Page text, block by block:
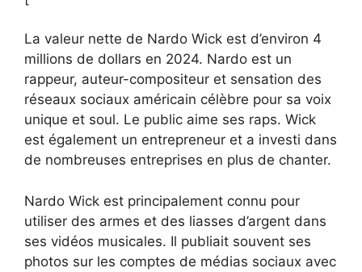
La valeur nette de Nardo Wick est d’environ 4
millions de dollars en 2024. Nardo est un
rappeur, auteur-compositeur et sensation des
réseaux sociaux américain célèbre pour sa voix
unique et soul. Le public aime ses raps. Wick
est également un entrepreneur et a investi dans
de nombreuses entreprises en plus de chanter.
Nardo Wick est principalement connu pour
utiliser des armes et des liasses d’argent dans
ses vidéos musicales. Il publiait souvent ses
photos sur les comptes de médias sociaux avec